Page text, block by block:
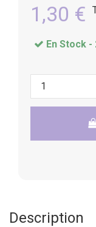
1,30 €
En Stock -
Description